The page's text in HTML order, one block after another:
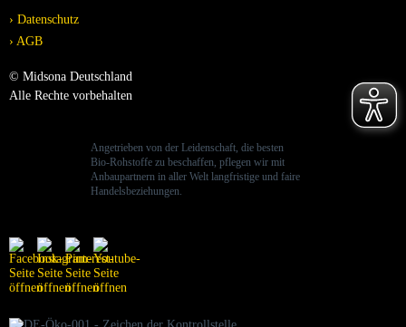
Datenschutz
AGB
© Midsona Deutschland
Alle Rechte vorbehalten
Angetrieben von der Leidenschaft, die besten
Bio-Rohstoffe zu beschaffen, pflegen wir mit
Anbaupartnern in aller Welt langfristige und faire
Handelsbeziehungen.